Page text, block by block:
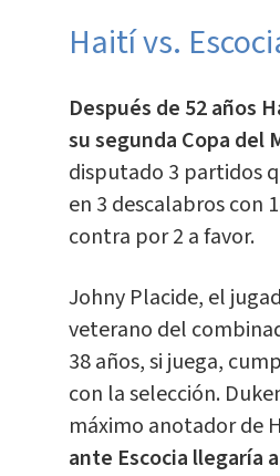
Haití vs.
Después de 52 años
su segunda Copa del
disputado 3 partidos
en 3 descalabros con
contra por 2 a favor.
Johny Placide, el
veterano del
38 años, si juega,
con la selección.
máximo anotador de
ante Escocia llegaría